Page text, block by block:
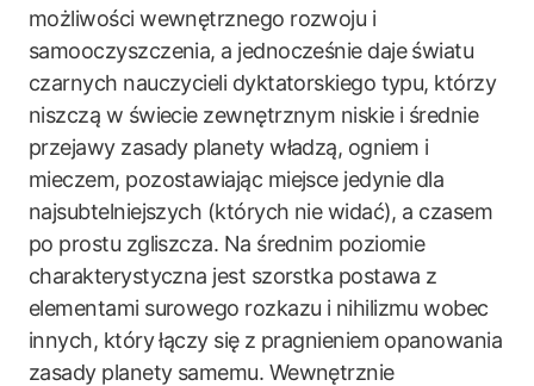
możliwości wewnętrznego rozwoju i
samooczyszczenia, a jednocześnie daje światu
czarnych nauczycieli dyktatorskiego typu, którzy
niszczą w świecie zewnętrznym niskie i średnie
przejawy zasady planety władzą, ogniem i
mieczem, pozostawiając miejsce jedynie dla
najsubtelniejszych (których nie widać), a czasem
po prostu zgliszcza. Na średnim poziomie
charakterystyczna jest szorstka postawa z
elementami surowego rozkazu i nihilizmu wobec
innych, który łączy się z pragnieniem opanowania
zasady planety samemu. Wewnętrznie